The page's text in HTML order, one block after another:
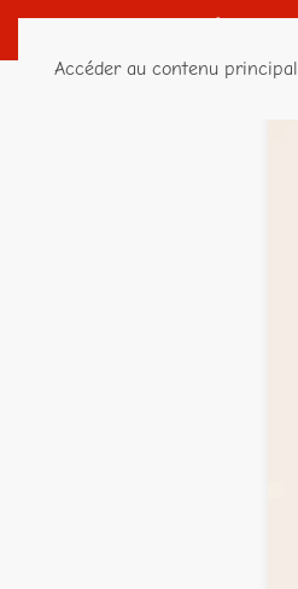
Accéder au contenu principal